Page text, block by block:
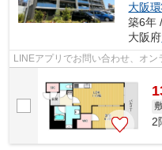
大阪
築6年
大阪府
LINEアプリでお問い合わせ、オン
2